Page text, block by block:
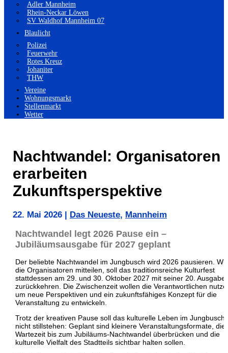
Adler Mannheim
Rhein-Neckar Löwen
SV Waldhof Mannheim 07
Blaulicht
Polizei
Feuerwehr
Rotes Kreuz
Johaniter
THW
Vereine
Wohnungsmarkt
Stellenmarkt
Wetter
Nachtwandel: Organisatoren
erarbeiten
Zukunftsperspektive
22. Mai 2026 Das Neueste, Mannheim
Nachtwandel legt 2026 Pause ein –
Jubiläumsausgabe für 2027 geplant
Der beliebte Nachtwandel im Jungbusch wird 2026 pausieren.
die Organisatoren mitteilen, soll das traditionsreiche Kulturfest
stattdessen am 29. und 30. Oktober 2027 mit seiner 20. Ausgabe
zurückkehren. Die Zwischenzeit wollen die Verantwortlichen
um neue Perspektiven und ein zukunftsfähiges Konzept für die
Veranstaltung zu entwickeln.
Trotz der kreativen Pause soll das kulturelle Leben im Jungbusch
nicht stillstehen: Geplant sind kleinere Veranstaltungsformate, die
Wartezeit bis zum Jubiläums-Nachtwandel überbrücken und die
kulturelle Vielfalt des Stadtteils sichtbar halten sollen.